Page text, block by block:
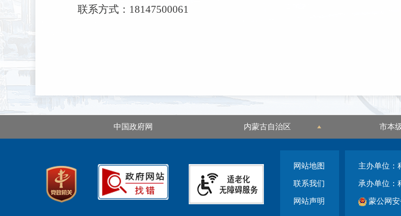
联系方式：18147500061
中国政府网 内蒙古自治区 市本
网站地图
联系我们
网站声明
主办单位：
承办单位：
蒙公网